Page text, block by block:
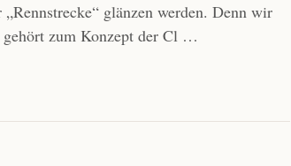
glänzen werden. Denn wir
zum Konzept der Cl …